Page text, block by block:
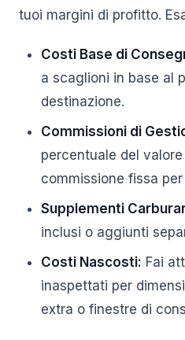
tuoi margini di profitto.
Costi Base di
a scaglioni in base al
destinazione.
Commissioni di
percentuale del
commissione fissa
Supplementi
inclusi o aggiunti
Costi Nascosti: Fai
inaspettati per
extra o finestre di